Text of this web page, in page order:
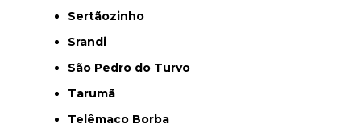
Sertãozinho
Srandi
São Pedro do Turvo
Tarumã
Telêmaco Borba